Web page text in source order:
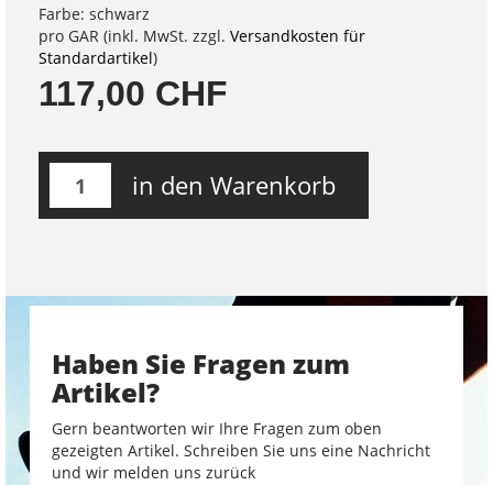
Farbe: schwarz
pro GAR (inkl. MwSt. zzgl. Versandkosten für
Standardartikel)
117,00 CHF
in den Warenkorb
Haben Sie Fragen zum
Artikel?
Gern beantworten wir Ihre Fragen zum oben
gezeigten Artikel. Schreiben Sie uns eine Nachricht
und wir melden uns zurück